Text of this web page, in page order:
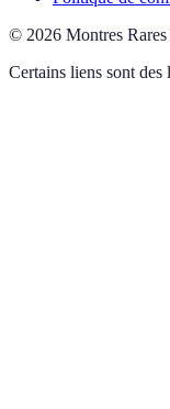
© 2026 Montres
Certains liens sont des